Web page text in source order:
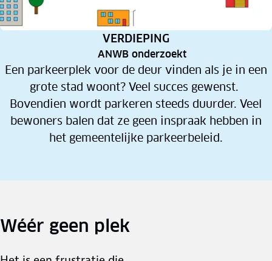
RUBRIEK:
VERDIEPING
ANWB onderzoekt
Een parkeerplek voor de deur vinden als je in een
grote stad woont? Veel succes gewenst.
Bovendien wordt parkeren steeds duurder. Veel
bewoners balen dat ze geen inspraak hebben in
het gemeentelijke parkeerbeleid.
Wéér geen plek